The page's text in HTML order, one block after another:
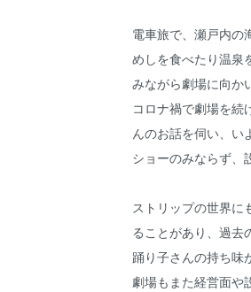
電車旅で、瀬戸内の
めしを食べたり温泉
みながら劇場に向か
コロナ禍で劇場を続
んのお話を伺い、い
ショーのみならず、
ストリップの世界に
ることがあり、過去
踊り子さんの持ち味
劇場もまた経営面や